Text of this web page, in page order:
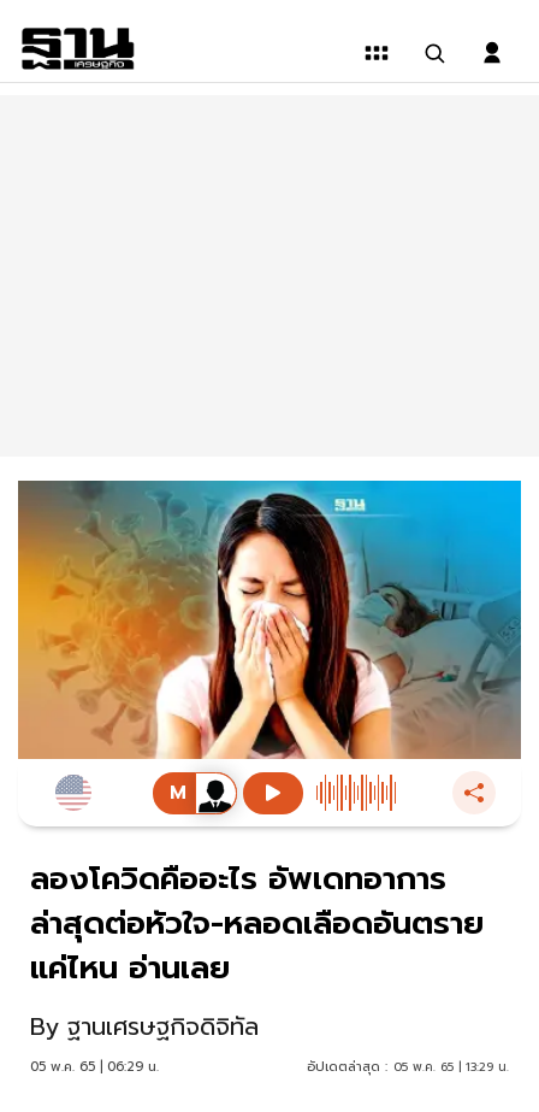
ลองโควิดคืออะไร อัพเดทอาการ
ล่าสุดต่อหัวใจ-หลอดเลือดอันตราย
แค่ไหน อ่านเลย
By ฐานเศรษฐกิจดิจิทัล
05 พ.ค. 65 | 06:29 น. อัปเดตล่าสุด : 05 พ.ค. 65 | 13:29 น.